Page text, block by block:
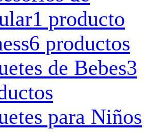
1 producto
6 productos
de Bebes3
para Niños